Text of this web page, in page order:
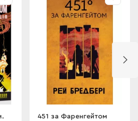
451 за Фаренгейтом